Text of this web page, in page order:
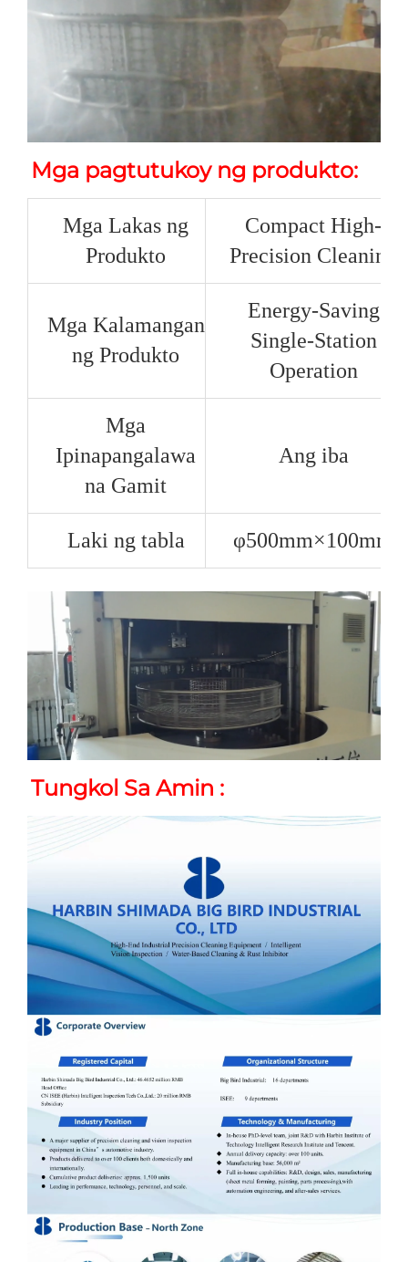
Mga pagtutukoy ng produkto:
Mga Lakas ng
Produkto
Compact High-
Precision Cleaning
Mga Kalamangan
ng Produkto
Energy-Saving
Single-Station
Operation
Mga
Ipinapangalawa
na Gamit
Ang iba
Laki ng tabla φ500mm×100mm
Tungkol Sa Amin :